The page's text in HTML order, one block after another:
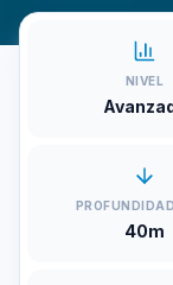
NIVEL
40m